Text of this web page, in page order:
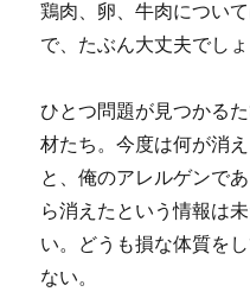
鶏肉、卵、牛肉につい
で、たぶん大丈夫でしょ
ひとつ問題が見つかる
材たち。今度は何が消
と、俺のアレルゲンで
ら消えたという情報は
い。どうも損な体質を
ない。